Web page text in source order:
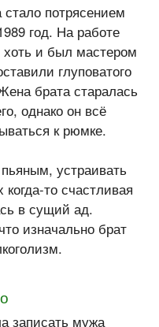
потрясением
год. На работе
хоть и был мастером
глуповатого
брата старалась
однако он всё
к рюмке.
устраивать
когда-то счастливая
в сущий ад.
изначально брат
записать мужа